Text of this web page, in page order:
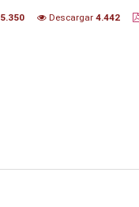
Descargar 4.442